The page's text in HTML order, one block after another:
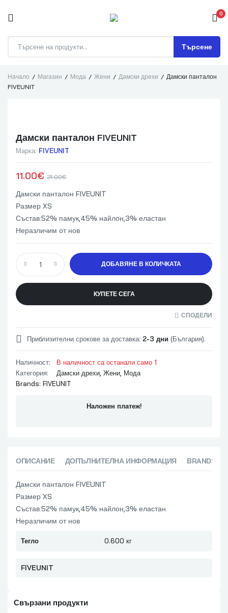
0
Търсене
Начало Магазин Мода Жени Дамски дрехи
Дамски панталон
FIVEUNIT
Дамски панталон FIVEUNIT
Марка: FIVEUNIT
21.00€
11.00€
Дамски панталон FIVEUNIT
Размер XS
Състав:52% памук,45% найлон,3% еластан
Неразличим от нов
ДОБАВЯНЕ В КОЛИЧКАТА
КУПЕТЕ СЕГА
СПОДЕЛИ
Приблизителни срокове за доставка: 2-3 дни (България).
Наличност:
В наличност са останали само 1
Категория:
Дамски дрехи Жени Мода
Brands: FIVEUNIT
Наложен платеж!
ОПИСАНИЕ ДОПЪЛНИТЕЛНА ИНФОРМАЦИЯ BRANDS (1)
Дамски панталон FIVEUNIT
Размер XS
Състав:52% памук,45% найлон,3% еластан
Неразличим от нов
Тегло 0.600 кг
FIVEUNIT
Свързани продукти